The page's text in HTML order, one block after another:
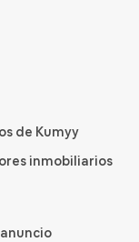
de Kumyy
inmobiliarios